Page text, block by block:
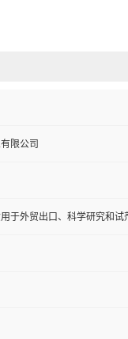
限公司
于外贸出口、科学研究和试